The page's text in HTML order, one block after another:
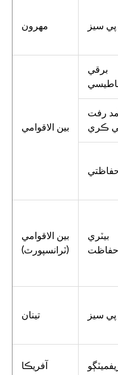
مهرون پي سيز
بين الاقوامي
برقي
آمد رفت
ڪري
بين الاقوامي
(ٽرانسپورٽ)
بيٽري
حفاظت
تينان پي سيز
آفريڪا